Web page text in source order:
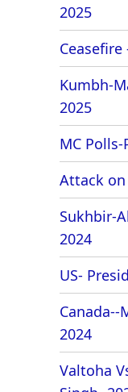
2025
Kumbh-
2025
MC
Attack on
Sukhbir-
2024
US-
2024
Valtoha